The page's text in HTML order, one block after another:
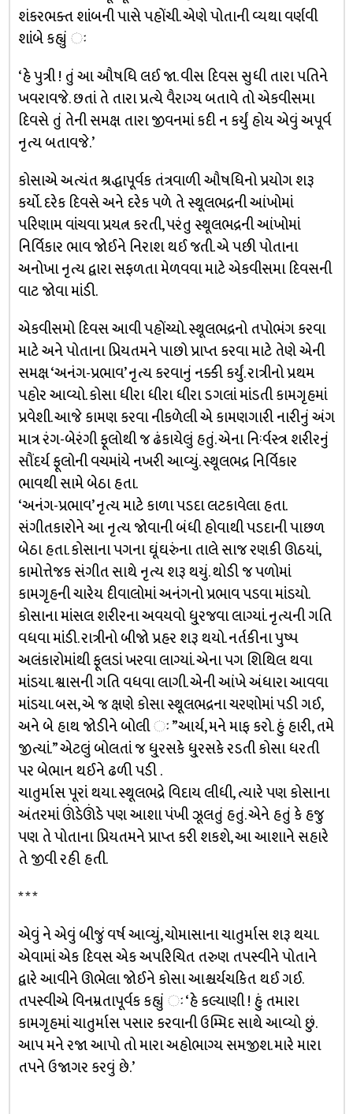
શંકરભક્ત શાંબની પાસે પહોંચી. એણે પોતાની વ્યથા વર્ણવી
શાંબે કહ્યું ઃ
‘હે પુત્રી ! તું આ ઔષધિ લઈ જા. વીસ દિવસ સુધી તારા પતિને
ખવરાવજે. છતાં તે તારા પ્રત્યે વૈરાગ્ય બતાવે તો એકવીસમા
દિવસે તું તેની સમક્ષ તારા જીવનમાં કદી ન કર્યું હોય એવું અપૂર્વ
નૃત્ય બતાવજે.’
કોસાએ અત્યંત શ્રદ્ધાપૂર્વક તંત્રવાળી ઔષધિનો પ્રયોગ શરૂ
કર્યો. દરેક દિવસે અને દરેક પળે તે સ્થૂલભદ્રની આંખોમાં
પરિણામ વાંચવા પ્રયત્ન કરતી, પરંતુ સ્થૂલભદ્રની આંખોમાં
નિર્વિકાર ભાવ જોઈને નિરાશ થઈ જતી. એ પછી પોતાના
અનોખા નૃત્ય દ્વારા સફળતા મેળવવા માટે એકવીસમા દિવસની
વાટ જોવા માંડી.
એકવીસમો દિવસ આવી પહોંચ્યો. સ્થૂલભદ્રનો તપોભંગ કરવા
માટે અને પોતાના પ્રિયતમને પાછો પ્રાપ્ત કરવા માટે તેણે એની
સમક્ષ ‘અનંગ-પ્રભાવ’ નૃત્ય કરવાનું નક્કી કર્યું. રાત્રીનો પ્રથમ
પહોર આવ્યો. કોસા ધીરા ધીરા ધીરા ડગલાં માંડતી કામગૃહમાં
પ્રવેશી. આજે કામણ કરવા નીકળેલી એ કામણગારી નારીનું અંગ
માત્ર રંગ-બેરંગી ફૂલોથી જ ઢંકાયેલું હતું. એના નિઃર્વસ્ત્ર શરીરનું
સૌંદર્ય ફૂલોની વચમાંયે નખરી આવ્યું. સ્થૂલભદ્ર નિર્વિકાર
ભાવથી સામે બેઠા હતા.
‘અનંગ-પ્રભાવ’ નૃત્ય માટે કાળા પડદા લટકાવેલા હતા.
સંગીતકારોને આ નૃત્ય જોવાની બંધી હોવાથી પડદાની પાછળ
બેઠા હતા. કોસાના પગના ઘૂંઘરુંના તાલે સાજ રણકી ઊઠયાં,
કામોત્તેજક સંગીત સાથે નૃત્ય શરૂ થયું. થોડી જ પળોમાં
કામગૃહની ચારેય દીવાલોમાં અનંગનો પ્રભાવ પડવા માંડયો.
કોસાના માંસલ શરીરના અવયવો ધુ્રજવા લાગ્યાં. નૃત્યની ગતિ
વધવા માંડી. રાત્રીનો બીજો પ્રહર શરૂ થયો. નર્તકીના પુષ્પ
અલંકારોમાંથી ફૂલડાં ખરવા લાગ્યાં. એના પગ શિથિલ થવા
માંડયા. શ્વાસની ગતિ વધવા લાગી. એની આંખે અંધારા આવવા
માંડયા. બસ, એ જ ક્ષણે કોસા સ્થૂલભદ્રના ચરણોમાં પડી ગઈ,
અને બે હાથ જોડીને બોલી ઃ ”આર્ય, મને માફ કરો. હું હારી, તમે
જીત્યાં.” એટલું બોલતાં જ ધુ્રસકે ધુ્રસકે રડતી કોસા ધરતી
પર બેભાન થઈને ઢળી પડી .
ચાતુર્માસ પૂરાં થયા. સ્થૂલભદ્રે વિદાય લીધી, ત્યારે પણ કોસાના
અંતરમાં ઊંડેઊંડે પણ આશા પંખી ઝૂલતું હતું. એને હતું કે હજુ
પણ તે પોતાના પ્રિયતમને પ્રાપ્ત કરી શકશે, આ આશાને સહારે
તે જીવી રહી હતી.
* * *
એવું ને એવું બીજું વર્ષ આવ્યું, ચોમાસાના ચાતુર્માસ શરૂ થયા.
એવામાં એક દિવસ એક અપરિચિત તરુણ તપસ્વીને પોતાને
દ્વારે આવીને ઊભેલા જોઈને કોસા આશ્ચર્યચકિત થઈ ગઈ.
તપસ્વીએ વિનમ્રતાપૂર્વક કહ્યું ઃ ‘હે કલ્યાણી ! હું તમારા
કામગૃહમાં ચાતુર્માસ પસાર કરવાની ઉમ્મિદ સાથે આવ્યો છું.
આપ મને રજા આપો તો મારા અહોભાગ્ય સમજીશ. મારે મારા
તપને ઉજાગર કરવું છે.’